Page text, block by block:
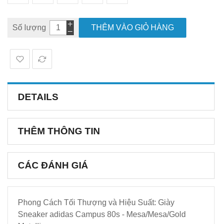
Số lượng THÊM VÀO GIỎ HÀNG
DETAILS
THÊM THÔNG TIN
CÁC ĐÁNH GIÁ
Phong Cách Tối Thượng và Hiệu Suất: Giày
Sneaker adidas Campus 80s - Mesa/Mesa/Gold